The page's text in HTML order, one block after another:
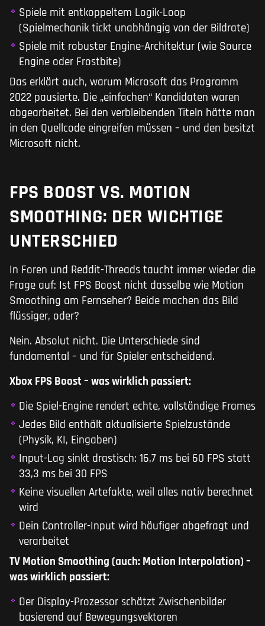
Spiele mit entkoppeltem Logik-Loop
(Spielmechanik tickt unabhängig von der Bildrate)
Spiele mit robuster Engine-Architektur (wie Source
Engine oder Frostbite)
Das erklärt auch, warum Microsoft das Programm
2022 pausierte. Die „einfachen“ Kandidaten waren
abgearbeitet. Bei den verbleibenden Titeln hätte man
in den Quellcode eingreifen müssen – und den besitzt
Microsoft nicht.
FPS BOOST VS. MOTION
SMOOTHING: DER WICHTIGE
UNTERSCHIED
In Foren und Reddit-Threads taucht immer wieder die
Frage auf: Ist FPS Boost nicht dasselbe wie Motion
Smoothing am Fernseher? Beide machen das Bild
flüssiger, oder?
Nein. Absolut nicht. Die Unterschiede sind
fundamental – und für Spieler entscheidend.
Xbox FPS Boost – was wirklich passiert:
Die Spiel-Engine rendert echte, vollständige Frames
Jedes Bild enthält aktualisierte Spielzustände
(Physik, KI, Eingaben)
Input-Lag sinkt drastisch: 16,7 ms bei 60 FPS statt
33,3 ms bei 30 FPS
Keine visuellen Artefakte, weil alles nativ berechnet
wird
Dein Controller-Input wird häufiger abgefragt und
verarbeitet
TV Motion Smoothing (auch: Motion Interpolation) –
was wirklich passiert:
Der Display-Prozessor schätzt Zwischenbilder
basierend auf Bewegungsvektoren